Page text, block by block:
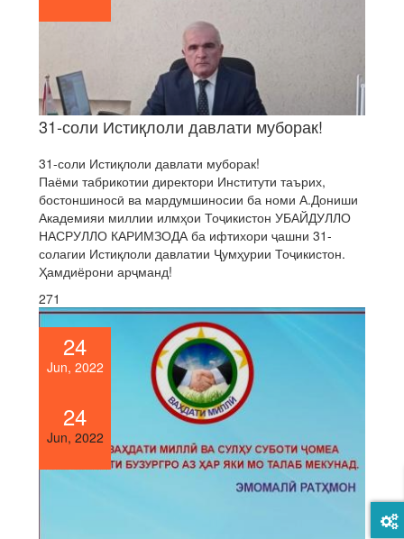
31-соли Истиқлоли давлати муборак!
31-соли Истиқлоли давлати муборак!
Паёми табрикотии директори Институти таърих,
бостоншиносӣ ва мардумшиносии ба номи А.Дониши
Академияи миллии илмҳои Тоҷикистон УБАЙДУЛЛО
НАСРУЛЛО КАРИМЗОДА ба ифтихори ҷашни 31-
солагии Истиқлоли давлатии Ҷумҳурии Тоҷикистон.
Ҳамдиёрони арҷманд!
271
24
Jun, 2022
24
Jun, 2022